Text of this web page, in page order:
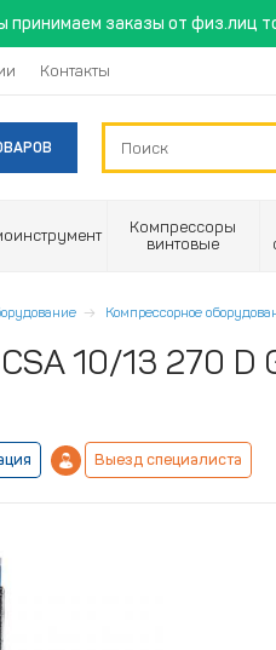
заказы от физ.лиц
Контакты
Компрессоры
винтовые
Компрессорное
10/13 270 D
Выезд специалиста